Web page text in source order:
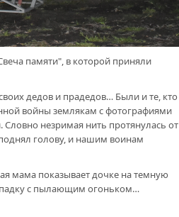
памяти", в которой приняли
дедов и прадедов… Были и те, кто
войны землякам с фотографиями
незримая нить протянулась от
голову, и нашим воинам
мама показывает дочке на темную
с пылающим огоньком…